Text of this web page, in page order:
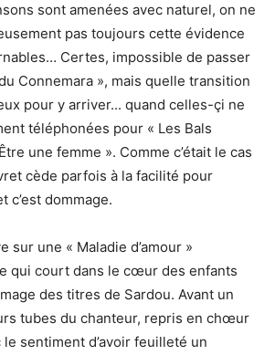
sont amenées avec naturel, on ne
pas toujours cette évidence
Certes, impossible de passer
Connemara », mais quelle transition
pour y arriver... quand celles-çi ne
téléphonées pour « Les Bals
une femme ». Comme c’était le cas
cède parfois à la facilité pour
c’est dommage.
sur une « Maladie d’amour »
qui court dans le cœur des enfants
des titres de Sardou. Avant un
tubes du chanteur, repris en chœur
sentiment d’avoir feuilleté un